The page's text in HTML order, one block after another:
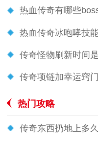
热血传奇有哪些
热血传奇冰咆哮技
传奇怪物刷新时间
传奇项链加幸运窍门
热门攻略
传奇东西扔地上多